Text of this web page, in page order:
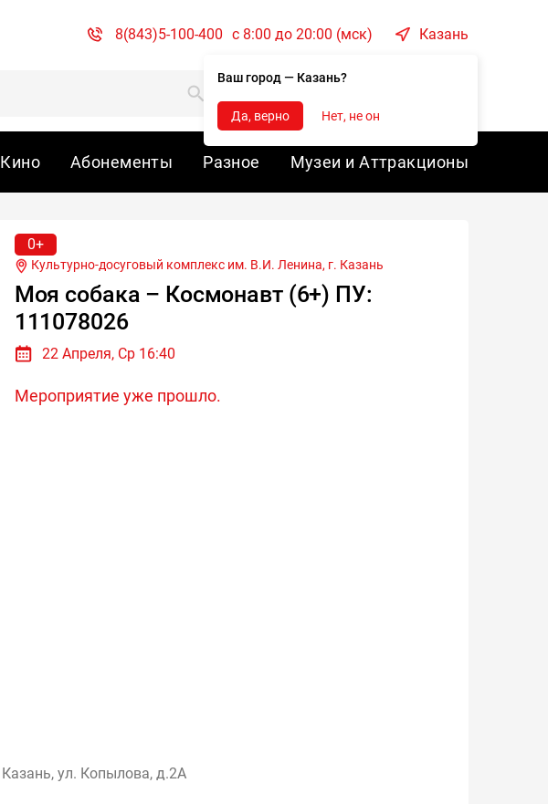
8(843)5-100-400 c 8:00 до 20:00 (мск) Казань
Ваш город — Казань?
Да, верно Нет, не он
Кино Абонементы Разное Музеи и Аттракционы
0+
Культурно-досуговый комплекс им. В.И. Ленина, г. Казань
Моя собака – Космонавт (6+) ПУ:
111078026
22 Апреля, Ср 16:40
Мероприятие уже прошло.
Казань, ул. Копылова, д.2А